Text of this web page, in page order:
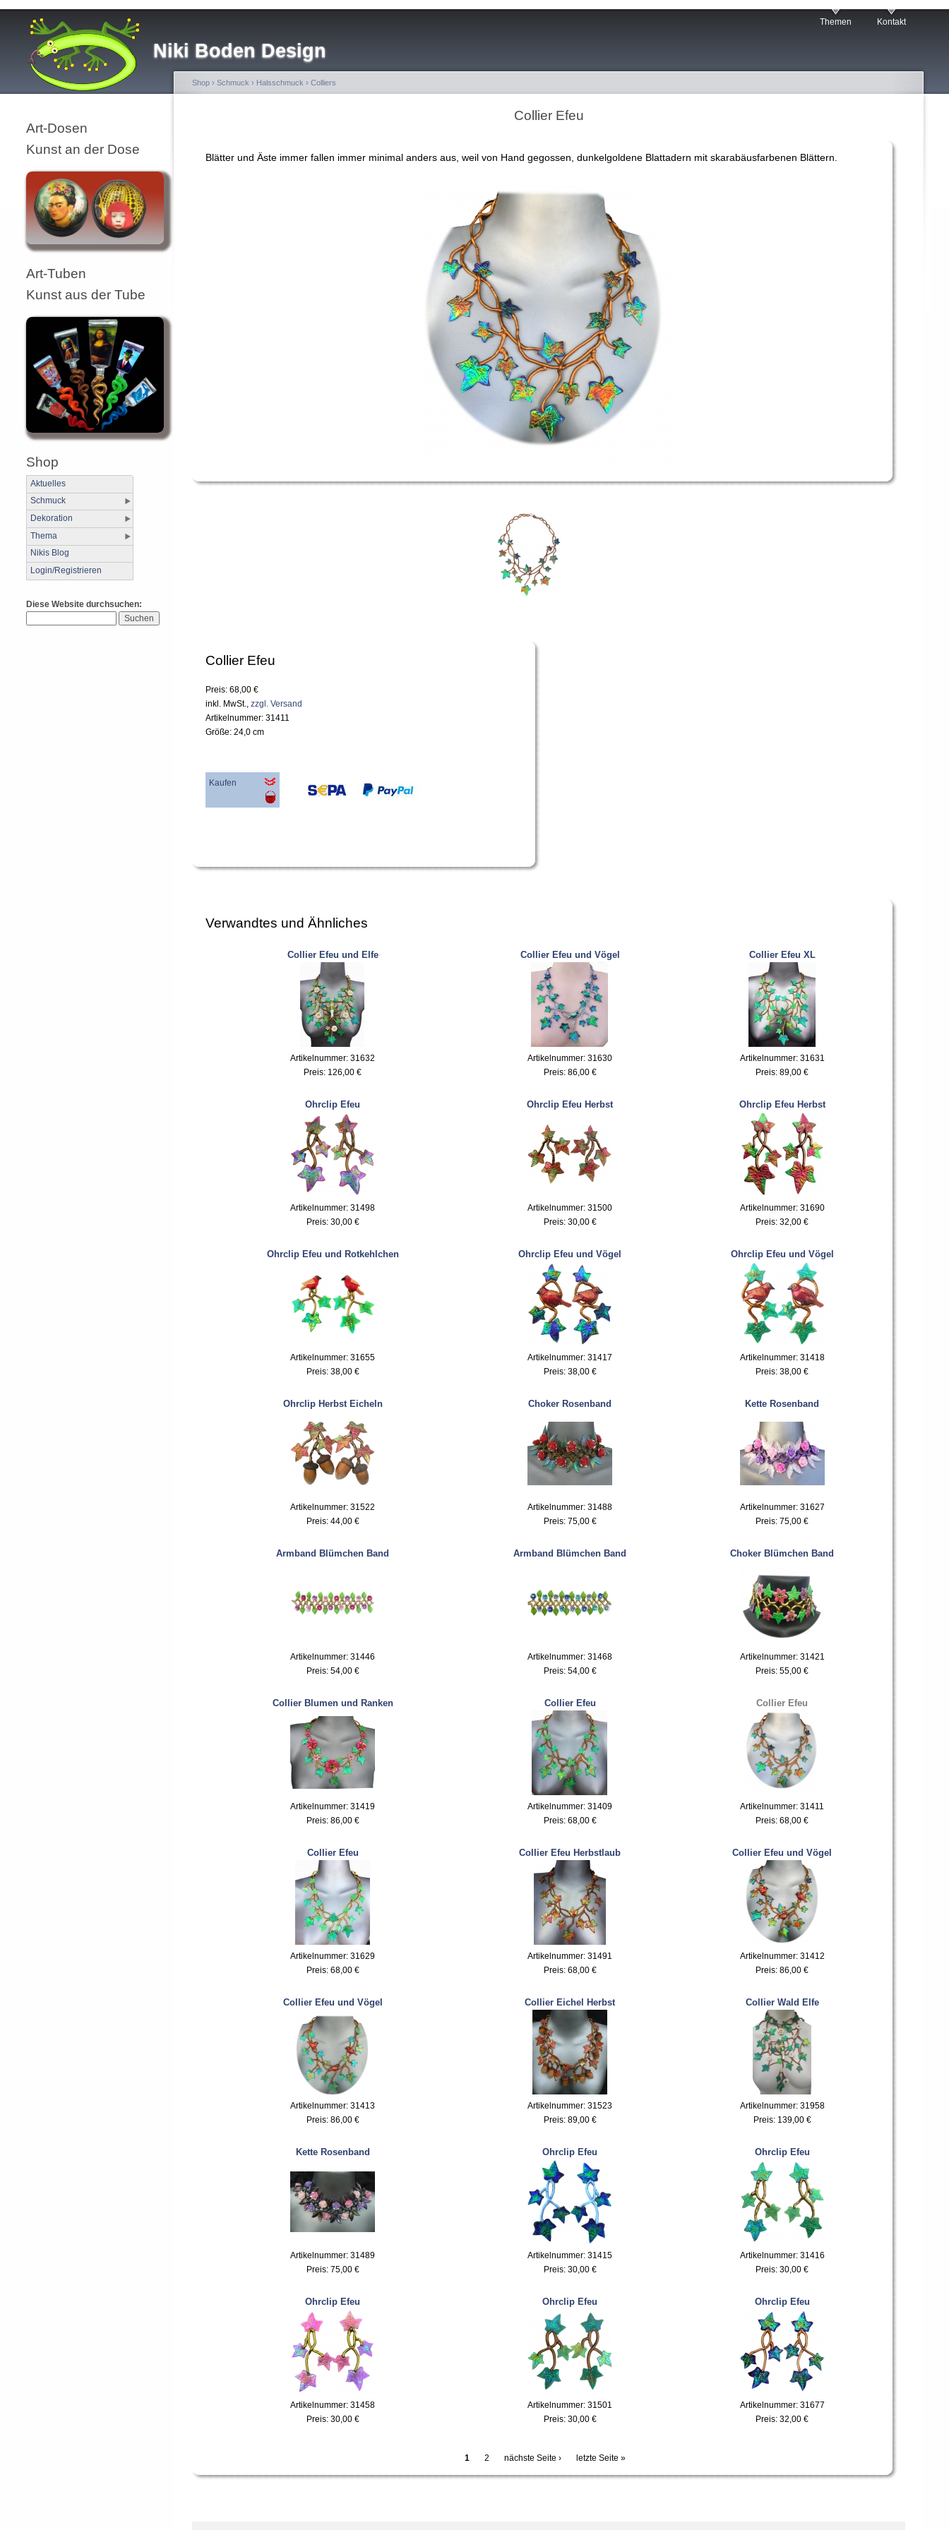
Niki Boden Design
Themen Kontakt
Art-Dosen
Kunst an der Dose
Art-Tuben
Kunst aus der Tube
Shop
Aktuelles
Schmuck
Dekoration
Thema
Nikis Blog
Login/Registrieren
Diese Website durchsuchen:
Shop › Schmuck › Halsschmuck › Colliers
Collier Efeu
Blätter und Äste immer fallen immer minimal anders aus, weil von Hand gegossen, dunkelgoldene Blattadern mit skarabäusfarbenen Blättern.
Collier Efeu
Preis: 68,00 €
inkl. MwSt., zzgl. Versand
Artikelnummer: 31411
Größe: 24,0 cm
Kaufen
Verwandtes und Ähnliches
Collier Efeu und Elfe
Artikelnummer: 31632
Preis: 126,00 €
Collier Efeu und Vögel
Artikelnummer: 31630
Preis: 86,00 €
Collier Efeu XL
Artikelnummer: 31631
Preis: 89,00 €
Ohrclip Efeu
Artikelnummer: 31498
Preis: 30,00 €
Ohrclip Efeu Herbst
Artikelnummer: 31500
Preis: 30,00 €
Ohrclip Efeu Herbst
Artikelnummer: 31690
Preis: 32,00 €
Ohrclip Efeu und Rotkehlchen
Artikelnummer: 31655
Preis: 38,00 €
Ohrclip Efeu und Vögel
Artikelnummer: 31417
Preis: 38,00 €
Ohrclip Efeu und Vögel
Artikelnummer: 31418
Preis: 38,00 €
Ohrclip Herbst Eicheln
Artikelnummer: 31522
Preis: 44,00 €
Choker Rosenband
Artikelnummer: 31488
Preis: 75,00 €
Kette Rosenband
Artikelnummer: 31627
Preis: 75,00 €
Armband Blümchen Band
Artikelnummer: 31446
Preis: 54,00 €
Armband Blümchen Band
Artikelnummer: 31468
Preis: 54,00 €
Choker Blümchen Band
Artikelnummer: 31421
Preis: 55,00 €
Collier Blumen und Ranken
Artikelnummer: 31419
Preis: 86,00 €
Collier Efeu
Artikelnummer: 31409
Preis: 68,00 €
Collier Efeu
Artikelnummer: 31411
Preis: 68,00 €
Collier Efeu
Artikelnummer: 31629
Preis: 68,00 €
Collier Efeu Herbstlaub
Artikelnummer: 31491
Preis: 68,00 €
Collier Efeu und Vögel
Artikelnummer: 31412
Preis: 86,00 €
Collier Efeu und Vögel
Artikelnummer: 31413
Preis: 86,00 €
Collier Eichel Herbst
Artikelnummer: 31523
Preis: 89,00 €
Collier Wald Elfe
Artikelnummer: 31958
Preis: 139,00 €
Kette Rosenband
Artikelnummer: 31489
Preis: 75,00 €
Ohrclip Efeu
Artikelnummer: 31415
Preis: 30,00 €
Ohrclip Efeu
Artikelnummer: 31416
Preis: 30,00 €
Ohrclip Efeu
Artikelnummer: 31458
Preis: 30,00 €
Ohrclip Efeu
Artikelnummer: 31501
Preis: 30,00 €
Ohrclip Efeu
Artikelnummer: 31677
Preis: 32,00 €
1 2 nächste Seite › letzte Seite »